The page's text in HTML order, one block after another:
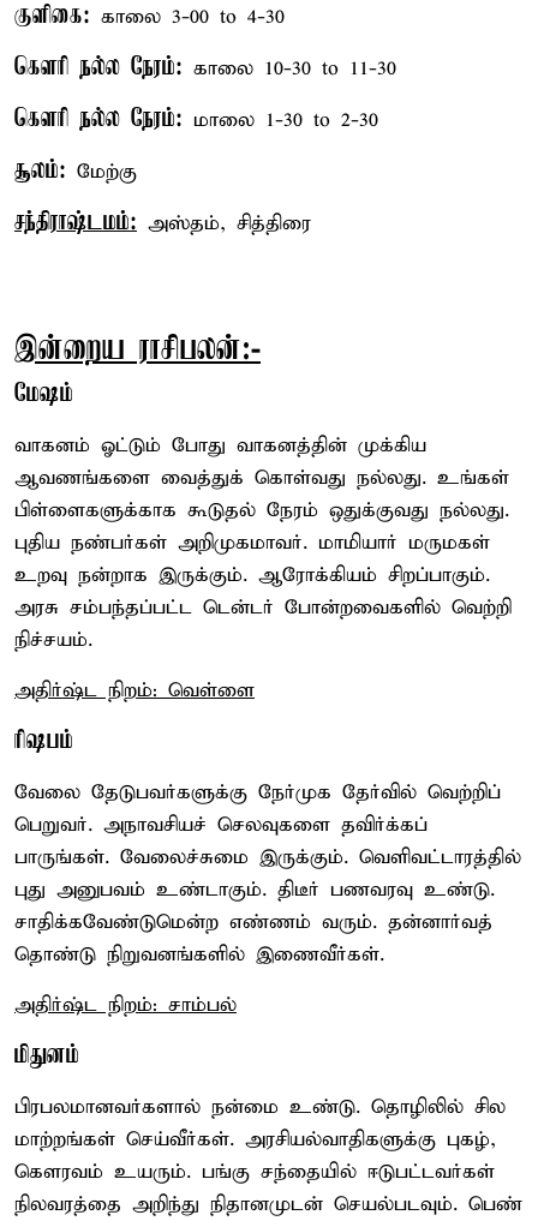
குளிகை: காலை 3-00 to 4-30
கௌரி நல்ல நேரம்: காலை 10-30 to 11-30
கௌரி நல்ல நேரம்: மாலை 1-30 to 2-30
சூலம்: மேற்கு
சந்திராஷ்டமம்: அஸ்தம், சித்திரை
இன்றைய ராசிபலன்:-
மேஷம்
வாகனம் ஓட்டும் போது வாகனத்தின் முக்கிய
ஆவணங்களை வைத்துக் கொள்வது நல்லது. உங்கள்
பிள்ளைகளுக்காக கூடுதல் நேரம் ஒதுக்குவது நல்லது.
புதிய நண்பர்கள் அறிமுகமாவர். மாமியார் மருமகள்
உறவு நன்றாக இருக்கும். ஆரோக்கியம் சிறப்பாகும்.
அரசு சம்பந்தப்பட்ட டென்டர் போன்றவைகளில் வெற்றி
நிச்சயம்.
அதிர்ஷ்ட நிறம்: வெள்ளை
ரிஷபம்
வேலை தேடுபவர்களுக்கு நேர்முக தேர்வில் வெற்றிப்
பெறுவர். அநாவசியச் செலவுகளை தவிர்க்கப்
பாருங்கள். வேலைச்சுமை இருக்கும். வெளிவட்டாரத்தில்
புது அனுபவம் உண்டாகும். திடீர் பணவரவு உண்டு.
சாதிக்கவேண்டுமென்ற எண்ணம் வரும். தன்னார்வத்
தொண்டு நிறுவனங்களில் இணைவீர்கள்.
அதிர்ஷ்ட நிறம்: சாம்பல்
மிதுனம்
பிரபலமானவர்களால் நன்மை உண்டு. தொழிலில் சில
மாற்றங்கள் செய்வீர்கள். அரசியல்வாதிகளுக்கு புகழ்,
கௌரவம் உயரும். பங்கு சந்தையில் ஈடுபட்டவர்கள்
நிலவரத்தை அறிந்து நிதானமுடன் செயல்படவும். பெண்